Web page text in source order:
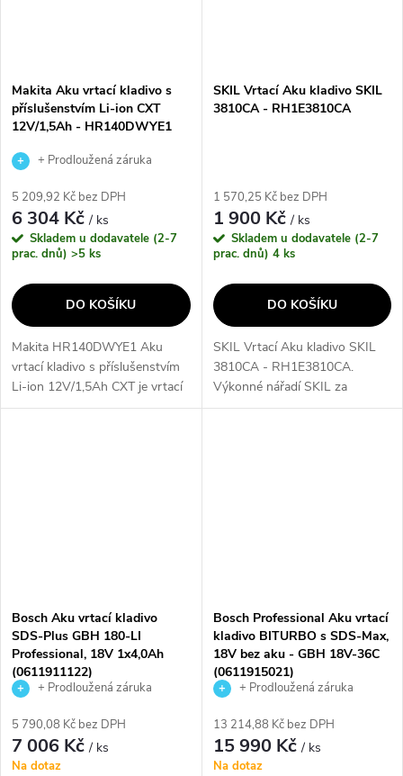
Makita Aku vrtací kladivo s
příslušenstvím Li-ion CXT
12V/1,5Ah - HR140DWYE1
+ Prodloužená záruka
5 209,92 Kč bez DPH
6 304 Kč/ ks
Skladem u dodavatele (2-7
prac. dnů) >5 ks
DO KOŠÍKU
Makita HR140DWYE1 Aku
vrtací kladivo s příslušenstvím
Li-ion 12V/1,5Ah CXT je vrtací
kladivo s upínáním upraveným
SKIL Vrtací Aku kladivo SKIL
3810CA - RH1E3810CA
1 570,25 Kč bez DPH
1 900 Kč/ ks
Skladem u dodavatele (2-7
prac. dnů) 4 ks
DO KOŠÍKU
SKIL Vrtací Aku kladivo SKIL
3810CA - RH1E3810CA.
Výkonné nářadí SKIL za
výhodné ceny• „20V Max“
Bosch Aku vrtací kladivo
SDS-Plus GBH 180-LI
Professional, 18V 1x4,0Ah
(0611911122)
+ Prodloužená záruka
5 790,08 Kč bez DPH
7 006 Kč/ ks
Na dotaz
Bosch Professional Aku vrtací
kladivo BITURBO s SDS-Max,
18V bez aku - GBH 18V-36C
(0611915021)
+ Prodloužená záruka
13 214,88 Kč bez DPH
15 990 Kč/ ks
Na dotaz